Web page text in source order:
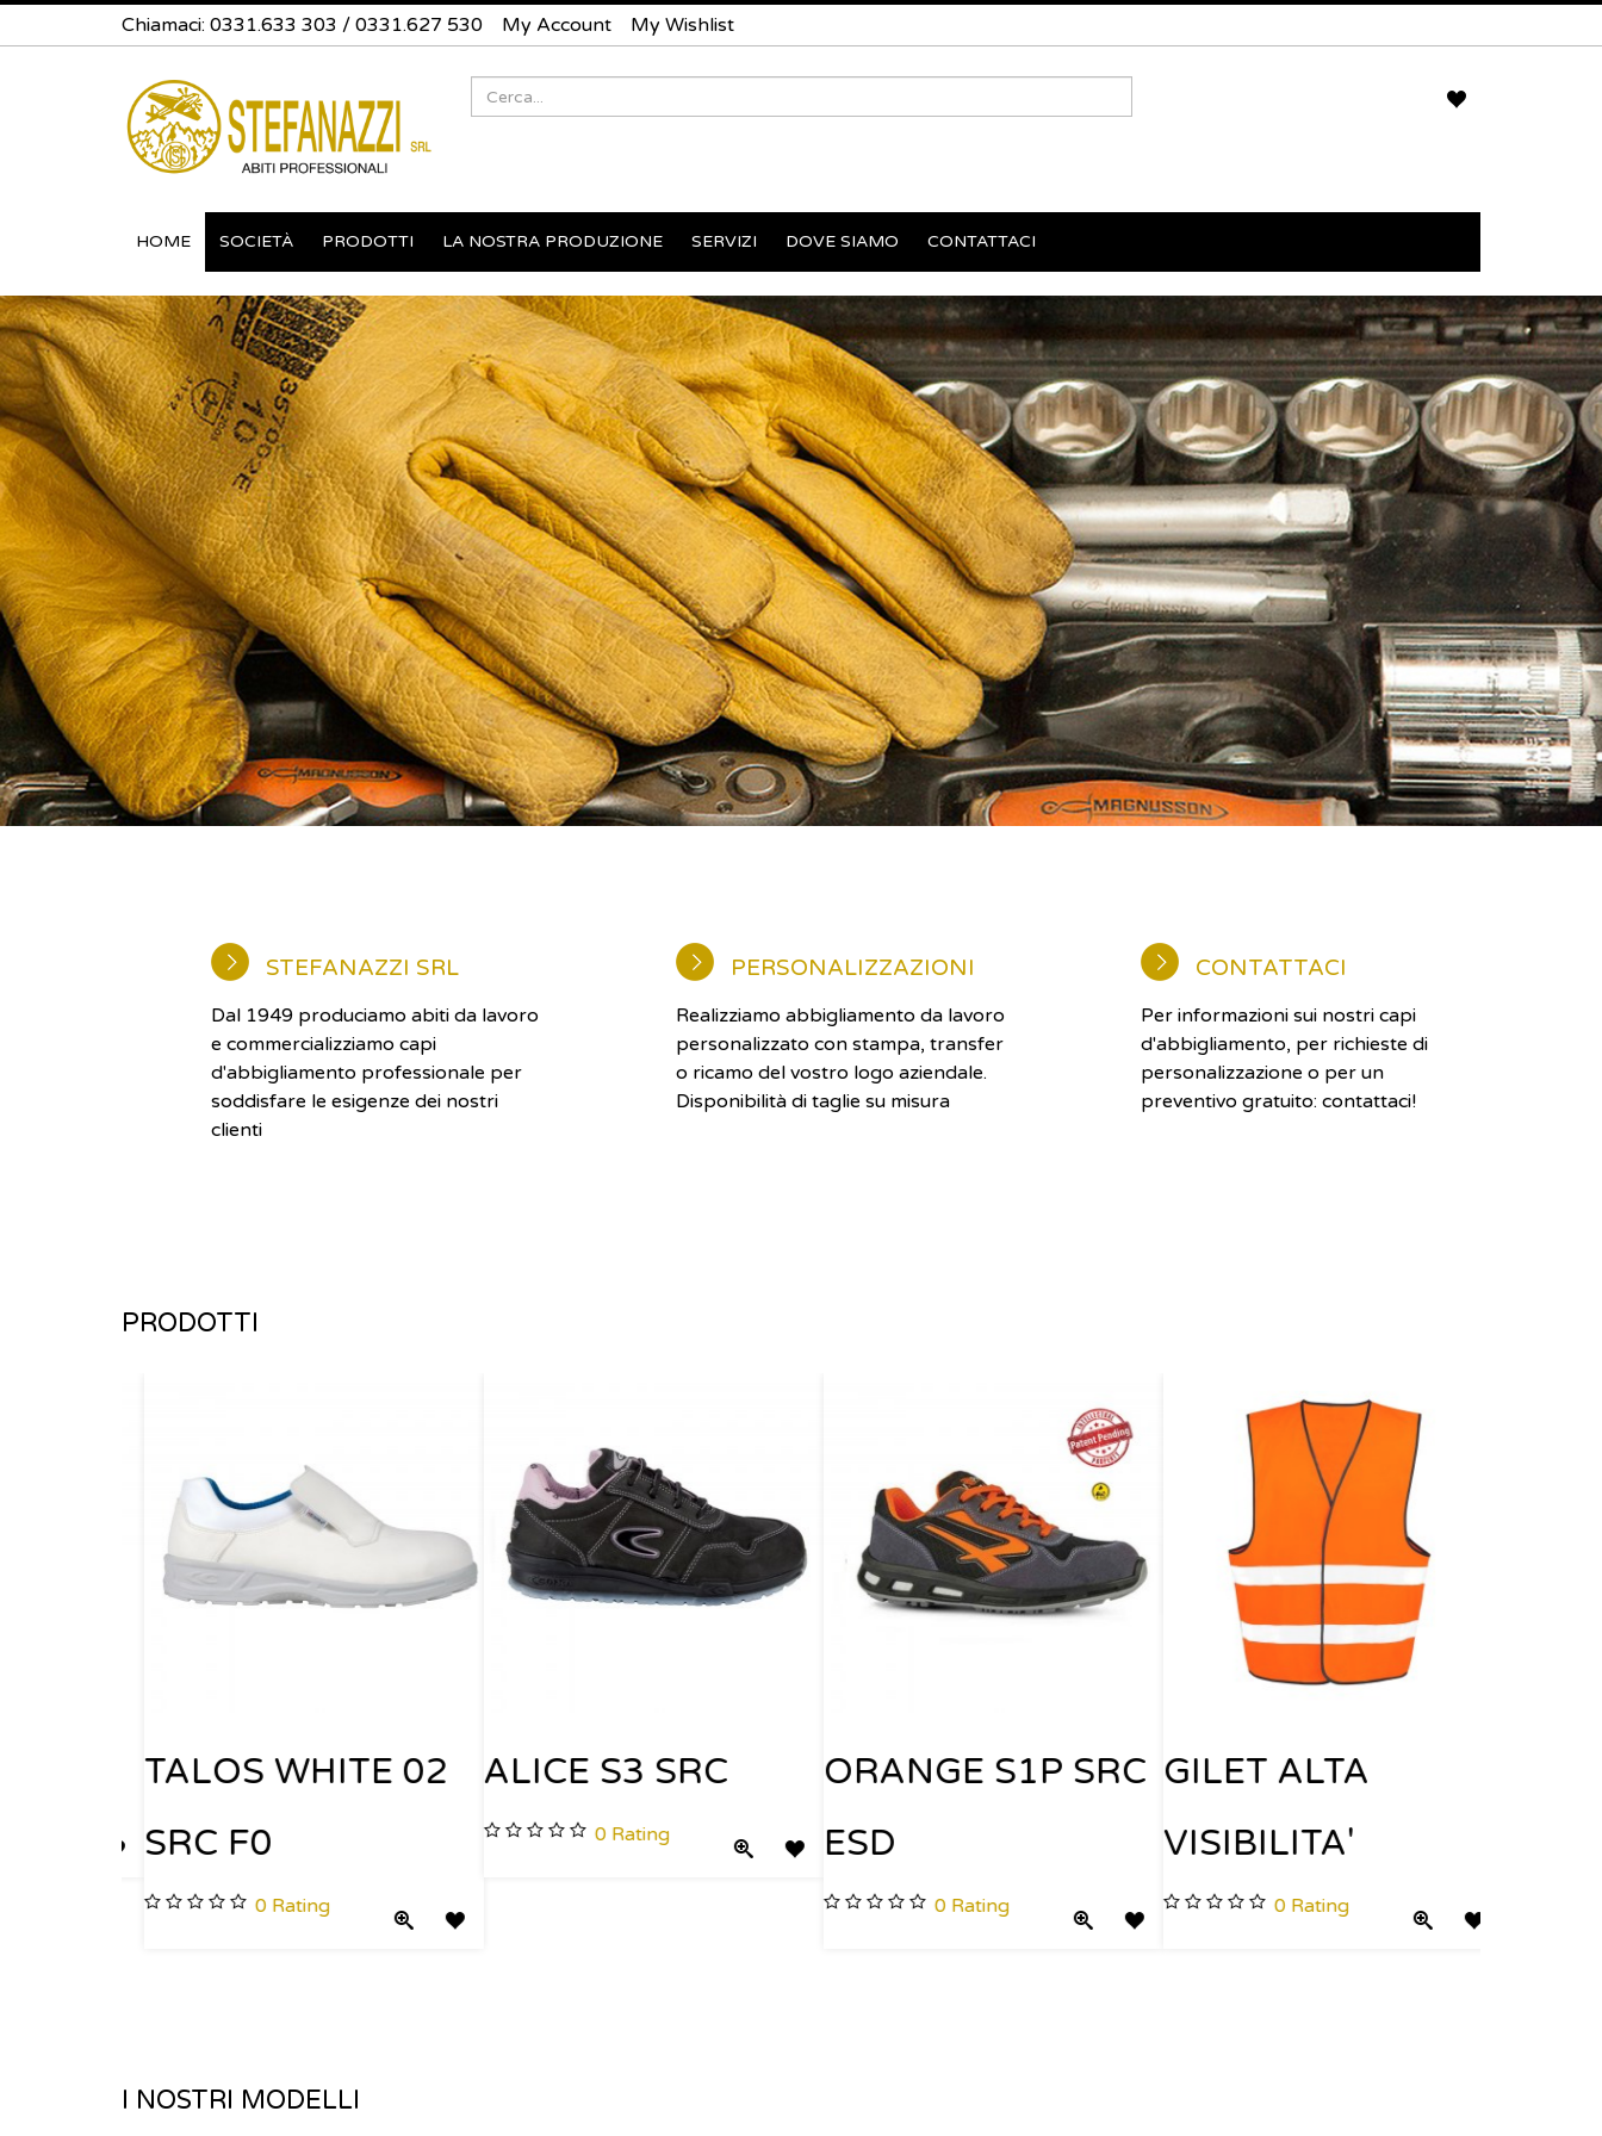
Chiamaci: 0331.633 303 / 0331.627 530 My Account My Wishlist
Search
HOME SOCIETÀ PRODOTTI LA NOSTRA PRODUZIONE SERVIZI DOVE SIAMO CONTATTACI
STEFANAZZI SRL
Dal 1949 produciamo abiti da lavoro
e commercializziamo capi
d'abbigliamento professionale per
soddisfare le esigenze dei nostri
clienti
PERSONALIZZAZIONI
Realizziamo abbigliamento da lavoro
personalizzato con stampa, transfer
o ricamo del vostro logo aziendale.
Disponibilità di taglie su misura
CONTATTACI
Per informazioni sui nostri capi
d'abbigliamento, per richieste di
personalizzazione o per un
preventivo gratuito: contattaci!
PRODOTTI
Quick ViewAdd to Wishlist
Quick ViewAdd to Wishlist
TALOS WHITE 02
SRC F0
0 Rating
Quick ViewAdd to Wishlist
ALICE S3 SRC
0 Rating
Quick ViewAdd to Wishlist
ORANGE S1P SRC
ESD
0 Rating Quick ViewAdd to Wishlist
GILET ALTA
VISIBILITA'
0 Rating
I NOSTRI MODELLI